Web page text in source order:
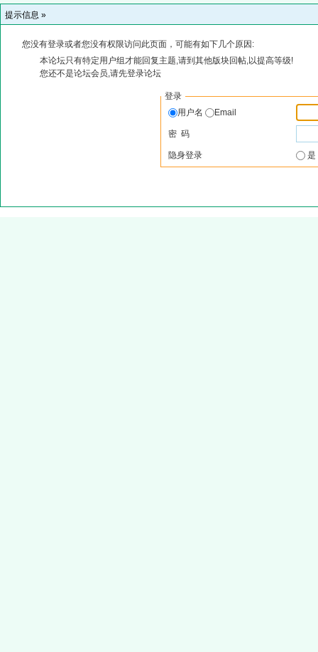
提示信息 »
您没有登录或者您没有权限访问此页面，可能有如下几个原因:
本论坛只有特定用户组才能回复主题,请到其他版块回帖,以提高等级!
您还不是论坛会员,请先登录论坛
登录
用户名
Email
密 码
隐身登录